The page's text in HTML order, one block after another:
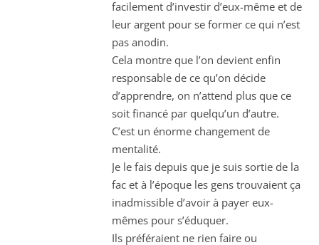
facilement d’investir d’eux-même et de
leur argent pour se former ce qui n’est
pas anodin.
Cela montre que l’on devient enfin
responsable de ce qu’on décide
d’apprendre, on n’attend plus que ce
soit financé par quelqu’un d’autre.
C’est un énorme changement de
mentalité.
Je le fais depuis que je suis sortie de la
fac et à l’époque les gens trouvaient ça
inadmissible d’avoir à payer eux-
mêmes pour s’éduquer.
Ils préféraient ne rien faire ou